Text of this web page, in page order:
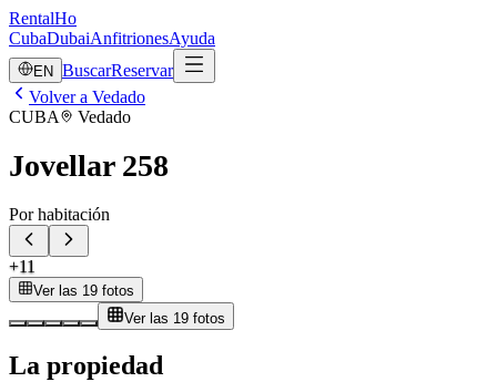
RentalHo
CubaDubaiAnfitrionesAyuda
EN BuscarReservar
Volver a Vedado
CUBA
Vedado
Jovellar 258
Por habitación
+11
Ver las 19 fotos
Ver las 19 fotos
La propiedad